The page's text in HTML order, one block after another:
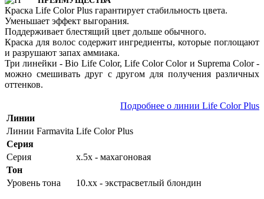
Краска Life Color Plus гарантирует стабильность цвета.
Уменьшает эффект выгорания.
Поддерживает блестящий цвет дольше обычного.
Краска для волос содержит ингредиенты, которые поглощают
и разрушают запах аммиака.
Три линейки - Bio Life Color, Life Color Color и Suprema Color -
можно смешивать друг с другом для получения различных
оттенков.
Подробнее о линии Life Color Plus
Линии
Линии Farmavita Life Color Plus
Серия
Серия
х.5х - махагоновая
Тон
Уровень тона
10.хх - экстрасветлый блондин